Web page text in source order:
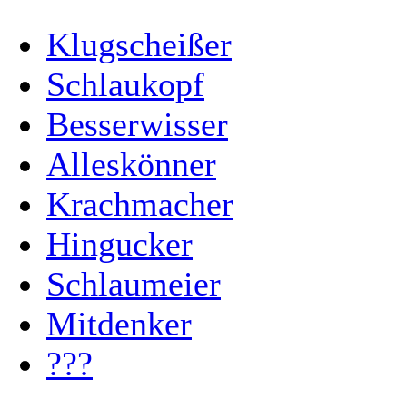
Klugscheißer
Schlaukopf
Besserwisser
Alleskönner
Krachmacher
Hingucker
Schlaumeier
Mitdenker
???